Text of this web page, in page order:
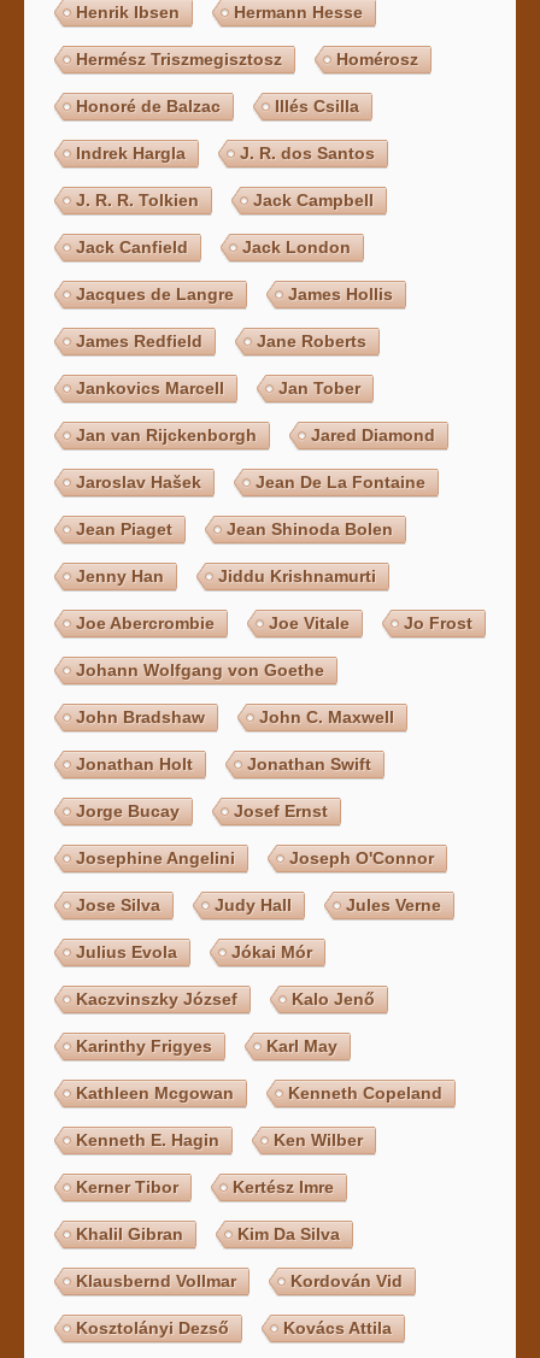
Henrik Ibsen Hermann Hesse
Hermész Triszmegisztosz Homérosz
Honoré de Balzac Illés Csilla
Indrek Hargla J. R. dos Santos
J. R. R. Tolkien Jack Campbell
Jack Canfield Jack London
Jacques de Langre James Hollis
James Redfield Jane Roberts
Jankovics Marcell Jan Tober
Jan van Rijckenborgh Jared Diamond
Jaroslav Hašek Jean De La Fontaine
Jean Piaget Jean Shinoda Bolen
Jenny Han Jiddu Krishnamurti
Joe Abercrombie Joe Vitale Jo Frost
Johann Wolfgang von Goethe
John Bradshaw John C. Maxwell
Jonathan Holt Jonathan Swift
Jorge Bucay Josef Ernst
Josephine Angelini Joseph O'Connor
Jose Silva Judy Hall Jules Verne
Julius Evola Jókai Mór
Kaczvinszky József Kalo Jenő
Karinthy Frigyes Karl May
Kathleen Mcgowan Kenneth Copeland
Kenneth E. Hagin Ken Wilber
Kerner Tibor Kertész Imre
Khalil Gibran Kim Da Silva
Klausbernd Vollmar Kordován Vid
Kosztolányi Dezső Kovács Attila